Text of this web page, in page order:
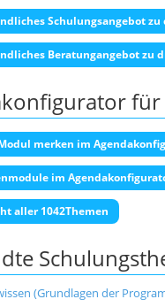
Schulungsangebot
Beratungangebot zu
merken im
im
aller 1042Themen
(Grundlagen der